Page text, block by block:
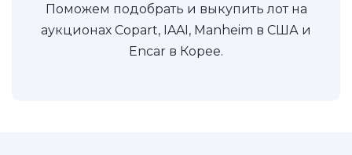
Поможем подобрать и выкупить лот на
аукционах Copart, IAAI, Manheim в США и
Encar в Корее.